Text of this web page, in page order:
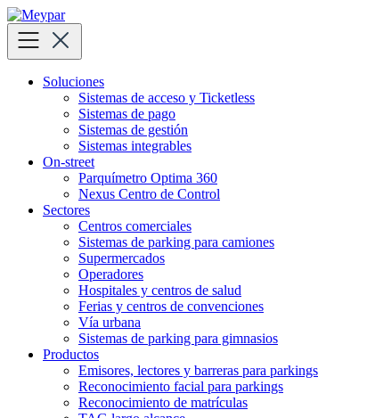
Skip
to
content
Soluciones
Sistemas de acceso y Ticketless
Sistemas de pago
Sistemas de gestión
Sistemas integrables
On-street
Parquímetro Optima 360
Nexus Centro de Control
Sectores
Centros comerciales
Sistemas de parking para camiones
Supermercados
Operadores
Hospitales y centros de salud
Ferias y centros de convenciones
Vía urbana
Sistemas de parking para gimnasios
Productos
Emisores, lectores y barreras para parkings
Reconocimiento facial para parkings
Reconocimiento de matrículas